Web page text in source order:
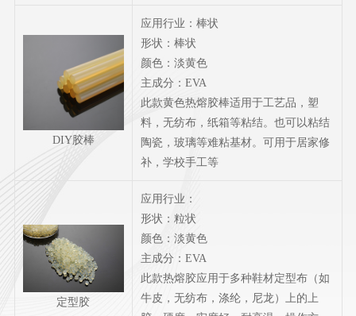
DIY胶棒
应用行业：棒状
形状：棒状
颜色：淡黄色
主成分：EVA
此款黄色热熔胶棒适用于工艺品，塑
料，无纺布，纸箱等粘结。也可以粘结
陶瓷，玻璃等难粘基材。可用于居家修
补，学校手工等
定型胶
应用行业：
形状：粒状
颜色：淡黄色
主成分：EVA
此款热熔胶应用于多种鞋材定型布（如
牛皮，无纺布，涤纶，尼龙）上的上